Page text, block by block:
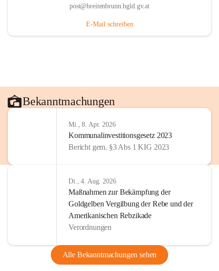
post@breitenbrunn.bgld.gv.at
E-Mail schreiben
Bekanntmachungen
Mi., 8. Apr. 2026
Kommunalinvestitionsgesetz 2023
Bericht gem. §3 Abs 1 KIG 2023
Di., 4. Aug. 2026
Maßnahmen zur Bekämpfung der
Goldgelben Vergilbung der Rebe und der
Amerikanischen Rebzikade
Verordnungen
Alle Bekanntmachungen sehen